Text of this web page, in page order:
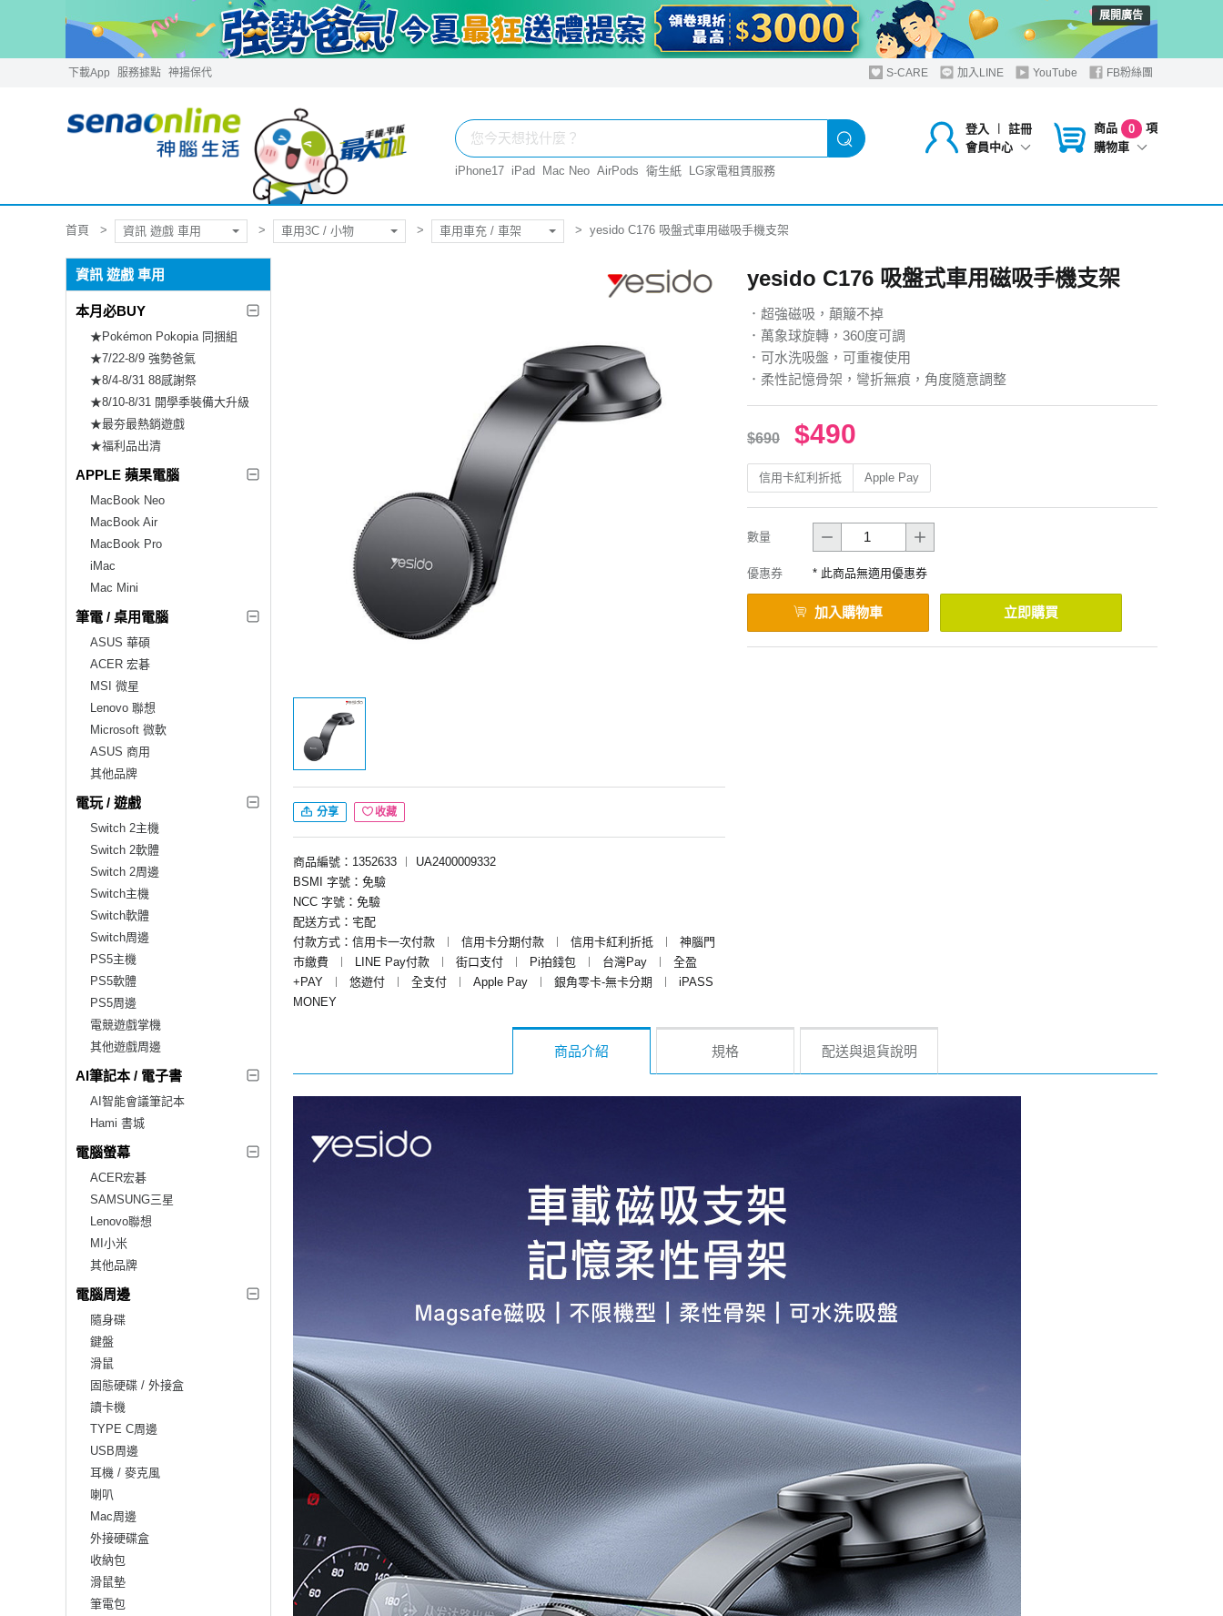
展開廣告
下載App 服務據點 神揚保代 S-CARE 加入LINE YouTube FB粉絲團
登入 ︱
註冊
會員中心
商品 0
項
購物車
iPhone17 iPad Mac Neo AirPods 衛生紙 LG家電租賃服務
首頁 資訊 遊戲 車用 車用3C / 小物 車用車充 / 車架 yesido C176 吸盤式車用磁吸手機支架
資訊 遊戲 車用
本月必BUY
★Pokémon Pokopia 同捆組
★7/22-8/9 強勢爸氣
★8/4-8/31 88感謝祭
★8/10-8/31 開學季裝備大升級
★最夯最熱銷遊戲
★福利品出清
APPLE 蘋果電腦
MacBook Neo
MacBook Air
MacBook Pro
iMac
Mac Mini
筆電 / 桌用電腦
ASUS 華碩
ACER 宏碁
MSI 微星
Lenovo 聯想
Microsoft 微軟
ASUS 商用
其他品牌
電玩 / 遊戲
Switch 2主機
Switch 2軟體
Switch 2周邊
Switch主機
Switch軟體
Switch周邊
PS5主機
PS5軟體
PS5周邊
電競遊戲掌機
其他遊戲周邊
AI筆記本 / 電子書
AI智能會議筆記本
Hami 書城
電腦螢幕
ACER宏碁
SAMSUNG三星
Lenovo聯想
MI小米
其他品牌
電腦周邊
隨身碟
鍵盤
滑鼠
固態硬碟 / 外接盒
讀卡機
TYPE C周邊
USB周邊
耳機 / 麥克風
喇叭
Mac周邊
外接硬碟盒
收納包
滑鼠墊
筆電包
分享 收藏
商品編號：1352633 ︱
UA2400009332
BSMI 字號：免驗
NCC 字號：免驗
配送方式：宅配
付款方式：信用卡一次付款
︱ 信用卡分期付款 ︱ 信用卡紅利折抵 ︱
神腦門
市繳費
︱ LINE Pay付款 ︱ 街口支付 ︱ Pi拍錢包 ︱ 台灣Pay ︱
全盈
+PAY
︱ 悠遊付 ︱ 全支付 ︱ Apple Pay ︱ 銀角零卡-無卡分期 ︱
iPASS
MONEY
yesido C176 吸盤式車用磁吸手機支架
．超強磁吸，顛簸不掉
．萬象球旋轉，360度可調
．可水洗吸盤，可重複使用
．柔性記憶骨架，彎折無痕，角度隨意調整
$690 $490
信用卡紅利折抵 Apple Pay
數量
優惠券 * 此商品無適用優惠券
加入購物車 立即購買
商品介紹 規格 配送與退貨說明